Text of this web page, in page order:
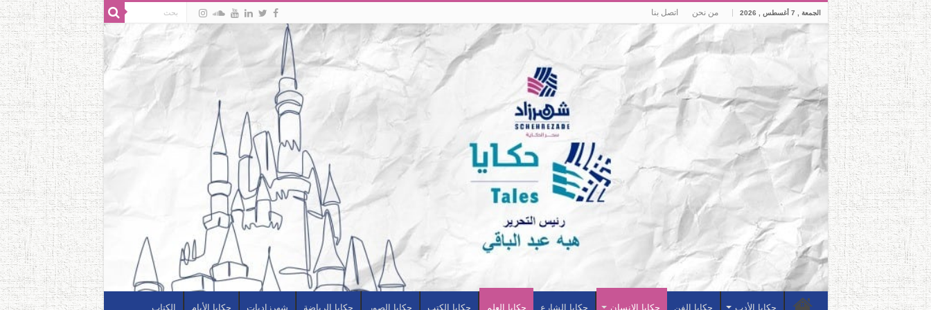
الجمعة , 7 أغسطس , 2026 من نحن اتصل بنا
حكايا الأدب حكايا الفن حكايا الإنسان حكايا الشارع حكايا العلم حكايا الكتب حكايا الصور حكايا الرياضة شهرزاديات حكايا الأيام الكتاب